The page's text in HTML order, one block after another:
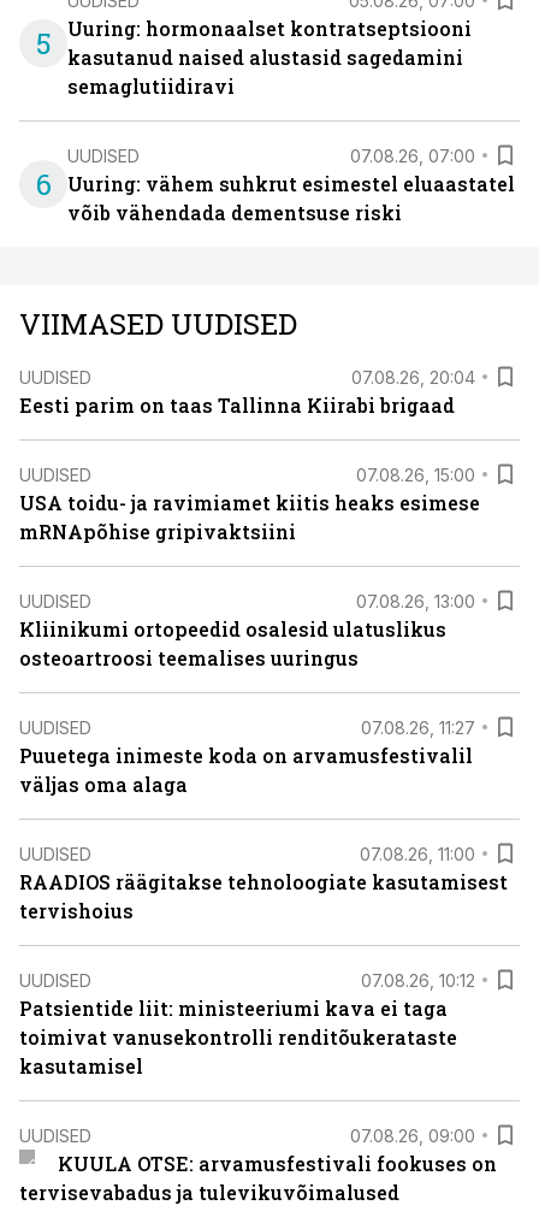
5
Uuring: hormonaalset kontratseptsiooni
kasutanud naised alustasid sagedamini
semaglutiidiravi
6
UUDISED 07.08.26, 07:00
Uuring: vähem suhkrut esimestel eluaastatel
võib vähendada dementsuse riski
VIIMASED UUDISED
UUDISED 07.08.26, 20:04
Eesti parim on taas Tallinna Kiirabi brigaad
UUDISED 07.08.26, 15:00
USA toidu- ja ravimiamet kiitis heaks esimese
mRNApõhise gripivaktsiini
UUDISED 07.08.26, 13:00
Kliinikumi ortopeedid osalesid ulatuslikus
osteoartroosi teemalises uuringus
UUDISED 07.08.26, 11:27
Puuetega inimeste koda on arvamusfestivalil
väljas oma alaga
UUDISED 07.08.26, 11:00
RAADIOS räägitakse tehnoloogiate kasutamisest
tervishoius
UUDISED 07.08.26, 10:12
Patsientide liit: ministeeriumi kava ei taga
toimivat vanusekontrolli renditõukerataste
kasutamisel
UUDISED 07.08.26, 09:00
KUULA OTSE: arvamusfestivali fookuses on
tervisevabadus ja tulevikuvõimalused